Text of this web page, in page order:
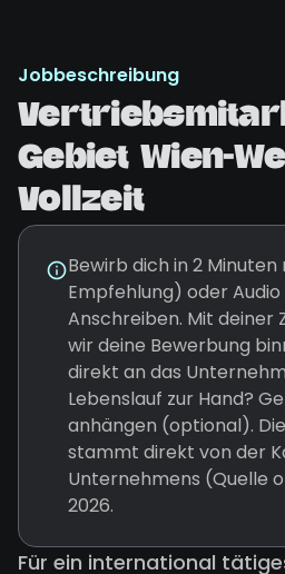
Jobbeschreibung
Gebiet Wien-
Vollzeit
Bewirb dich in 2
Empfehlung) oder
Anschreiben. Mit deiner
wir deine Bewerbung
direkt an das
Lebenslauf zur Hand?
anhängen (optional).
stammt direkt von der
Unternehmens (Quelle
2026.
Für ein international